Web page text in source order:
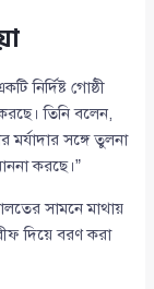
নির্দিষ্ট গোষ্ঠী
করছে। তিনি বলেন,
সঙ্গে তুলনা
করছে।”
সামনে মাথায়
দিয়ে বরণ করা